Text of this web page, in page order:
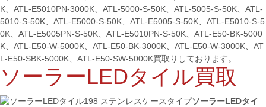
K、ATL-E5010PN-3000K、ATL-5000-S-50K、ATL-5005-S-50K、ATL-
5010-S-50K、ATL-E5000-S-50K、ATL-E5005-S-50K、ATL-E5010-S-5
0K、ATL-E5005PN-S-50K、ATL-E5010PN-S-50K、ATL-E50-BK-5000
K、ATL-E50-W-5000K、ATL-E50-BK-3000K、ATL-E50-W-3000K、AT
L-E50-SBK-5000K、ATL-E50-SW-5000K買取りしております。
ソーラーLEDタイル買取
ソーラーLEDタイ